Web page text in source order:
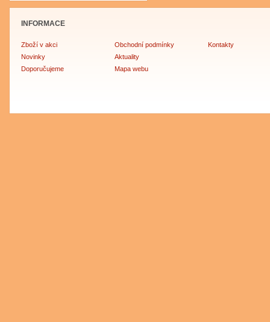
INFORMACE
Zboží v akci
Novinky
Doporučujeme
Obchodní podmínky
Aktuality
Mapa webu
Kontakty